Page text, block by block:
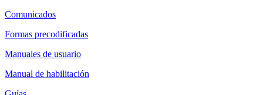
Comunicados
Formas precodificadas
Manuales de usuario
Manual de habilitación